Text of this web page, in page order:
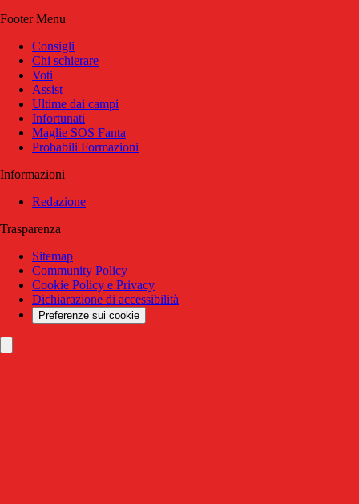
Footer Menu
Consigli
Chi schierare
Voti
Assist
Ultime dai campi
Infortunati
Maglie SOS Fanta
Probabili Formazioni
Informazioni
Redazione
Trasparenza
Sitemap
Community Policy
Cookie Policy e Privacy
Dichiarazione di accessibilità
Preferenze sui cookie